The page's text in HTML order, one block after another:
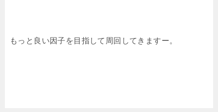
もっと良い因子を目指して周回してきますー。